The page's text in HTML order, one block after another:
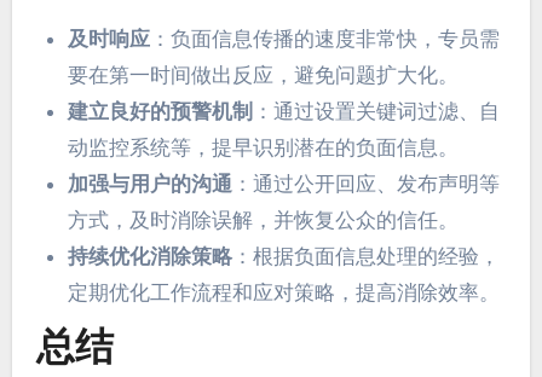
及时响应：负面信息传播的速度非常快，专员需
要在第一时间做出反应，避免问题扩大化。
建立良好的预警机制 ：通过设置关键词过滤、自
动监控系统等，提早识别潜在的负面信息。
加强与用户的沟通：通过公开回应、发布声明等
方式，及时消除误解，并恢复公众的信任。
持续优化消除策略：根据负面信息处理的经验，
定期优化工作流程和应对策略，提高消除效率。
总结